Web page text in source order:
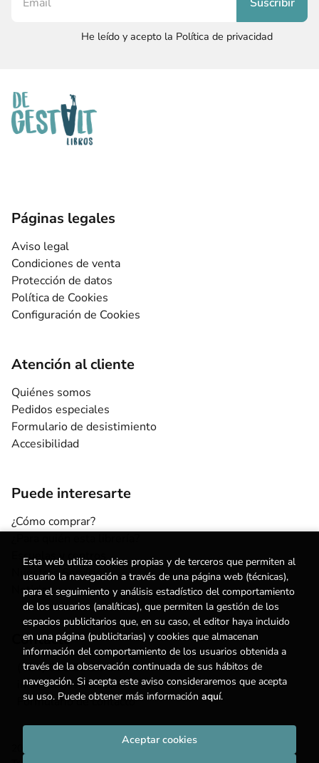
He leído y acepto la Política de privacidad
Páginas legales
Aviso legal
Condiciones de venta
Protección de datos
Política de Cookies
Configuración de Cookies
Atención al cliente
Quiénes somos
Pedidos especiales
Formulario de desistimiento
Accesibilidad
Puede interesarte
¿Cómo comprar?
Escuelas y centros
Nuestros Servicios
Noticias
Contacto
(+34) 615 55 96 54
info@degestalt.com
Formulario de contacto
. Todos los Derechos Reservados |
Esta web utiliza cookies propias y de terceros que permiten al
usuario la navegación a través de una página web (técnicas),
para el seguimiento y análisis estadístico del comportamiento
de los usuarios (analíticas), que permiten la gestión de los
espacios publicitarios que, en su caso, el editor haya incluido
en una página (publicitarias) y cookies que almacenan
información del comportamiento de los usuarios obtenida a
través de la observación continuada de sus hábitos de
navegación. Si acepta este aviso consideraremos que acepta
su uso. Puede obtener más información aquí.
Aceptar cookies